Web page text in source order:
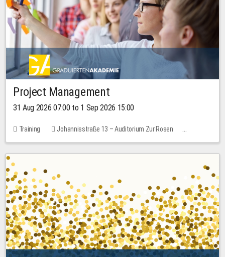
Project Management
31 Aug 2026 07:00 to 1 Sep 2026 15:00
Training
Johannisstraße 13 – Auditorium Zur Rosen
No free places
30.00 EUR